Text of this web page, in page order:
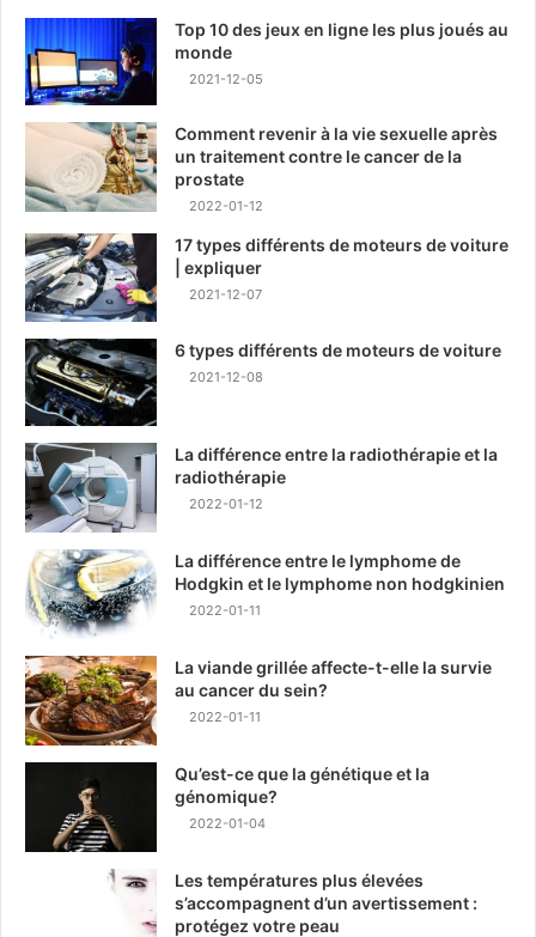
Top 10 des jeux en ligne les plus joués au
monde
2021-12-05
Comment revenir à la vie sexuelle après
un traitement contre le cancer de la
prostate
2022-01-12
17 types différents de moteurs de voiture
| expliquer
2021-12-07
6 types différents de moteurs de voiture
2021-12-08
La différence entre la radiothérapie et la
radiothérapie
2022-01-12
La différence entre le lymphome de
Hodgkin et le lymphome non hodgkinien
2022-01-11
La viande grillée affecte-t-elle la survie
au cancer du sein?
2022-01-11
Qu’est-ce que la génétique et la
génomique?
2022-01-04
Les températures plus élevées
s’accompagnent d’un avertissement :
protégez votre peau